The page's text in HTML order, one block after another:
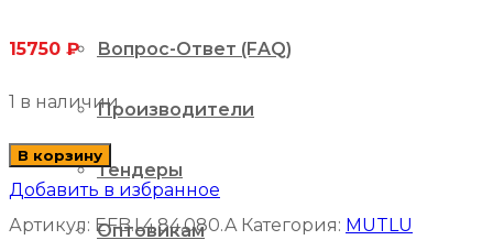
Вопрос-Ответ (FAQ)
Производители
Тендеры
Оптовикам
15750 ₽
1 в наличии
Количество
товара
Аккумулятор
В корзину
Добавить в избранное
Артикул: EFB.L4.84.080.A Категория: MUTLU